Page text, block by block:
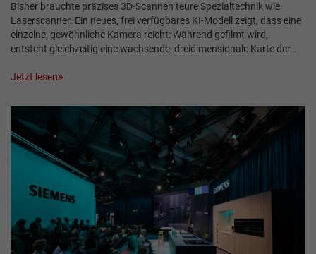
Bisher brauchte präzises 3D-Scannen teure Spezialtechnik wie
Laserscanner. Ein neues, frei verfügbares KI-Modell zeigt, dass eine
einzelne, gewöhnliche Kamera reicht: Während gefilmt wird,
entsteht gleichzeitig eine wachsende, dreidimensionale Karte der…
Jetzt lesen